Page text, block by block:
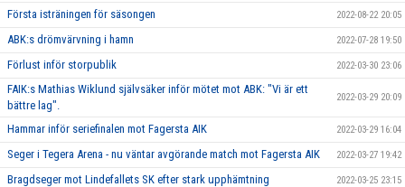
Första isträningen för säsongen 2022-08-22 20:05
ABK:s drömvärvning i hamn 2022-07-28 19:50
Förlust inför storpublik 2022-03-30 23:06
FAIK:s Mathias Wiklund självsäker inför mötet mot ABK: "Vi är ett
bättre lag".
2022-03-29 20:09
Hammar inför seriefinalen mot Fagersta AIK 2022-03-29 16:04
Seger i Tegera Arena - nu väntar avgörande match mot Fagersta AIK 2022-03-27 19:42
Bragdseger mot Lindefallets SK efter stark upphämtning 2022-03-25 23:15